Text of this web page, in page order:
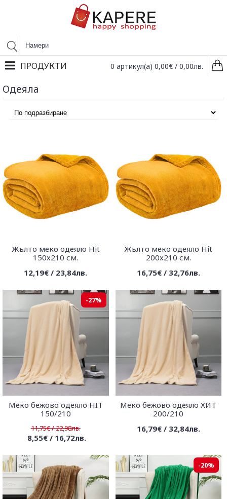
0 артикул(а) 0,00€ / 0,00лв.
ПРОДУКТИ
Одеяла
Жълто меко одеяло Hit
150х210 см.
12,19€ / 23,84лв.
Жълто меко одеяло Hit
200х210 см.
16,75€ / 32,76лв.
-27%
Меко бежово одеяло HIT
150/210
11,75€ / 22,98лв.
8,55€ / 16,72лв.
Меко бежово одеяло ХИТ
200/210
16,79€ / 32,84лв.
-20%